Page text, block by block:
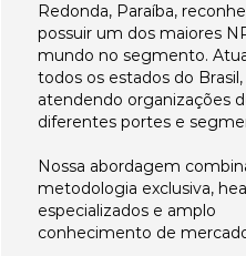
Redonda, Paraíba,
possuir um dos maiores
mundo no segmento.
todos os estados do Brasil,
atendendo organizações
diferentes portes e
Nossa abordagem
metodologia exclusiva,
especializados e amplo
conhecimento de